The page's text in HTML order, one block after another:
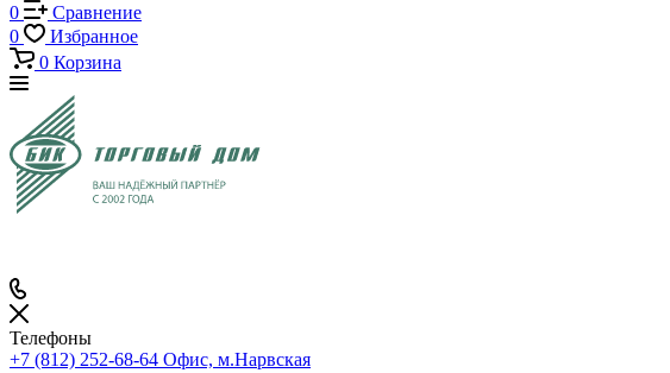
0
Сравнение
0
Избранное
0 Корзина
Телефоны
+7 (812) 252-68-64 Офис, м.Нарвская